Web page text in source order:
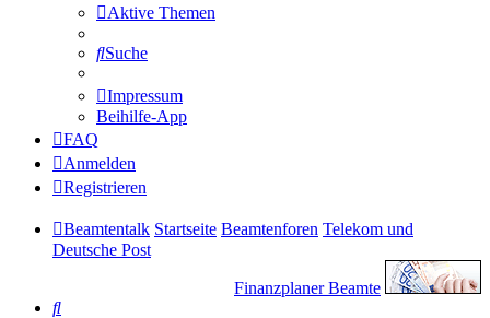
Aktive Themen
Suche
Impressum
Beihilfe-App
FAQ
Anmelden
Registrieren
Beamtentalk Startseite Beamtenforen Telekom und
Deutsche Post
Finanzplaner Beamte
Suche